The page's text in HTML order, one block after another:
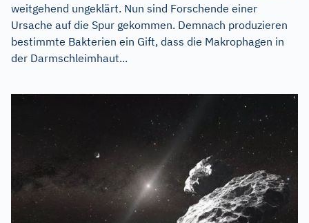
weitgehend ungeklärt. Nun sind Forschende einer
Ursache auf die Spur gekommen. Demnach produzieren
bestimmte Bakterien ein Gift, dass die Makrophagen in
der Darmschleimhaut...